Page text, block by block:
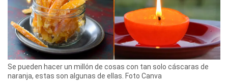
Se pueden hacer un millón de cosas con tan solo cáscaras de
naranja, estas son algunas de ellas. Foto Canva